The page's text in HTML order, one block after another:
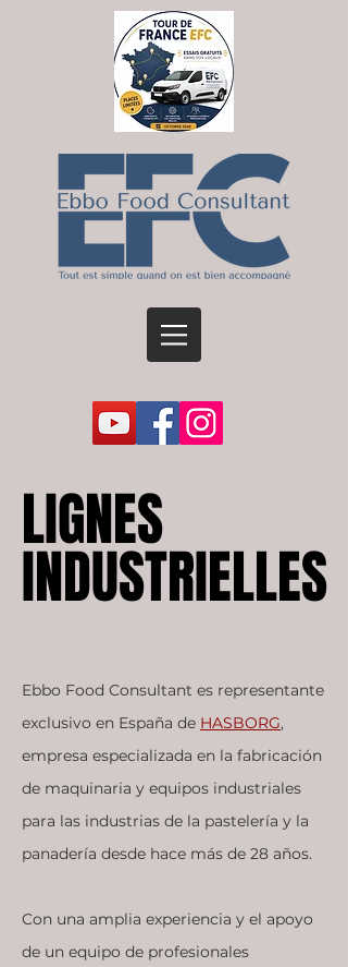
LIGNES
INDUSTRIELLES
LIGNES
INDUSTRIELLES
Ebbo Food Consultant es representante
exclusivo en España de HASBORG,
empresa especializada en la fabricación
de maquinaria y equipos industriales
para las industrias de la pastelería y la
panadería desde hace más de 28 años.
Con una amplia experiencia y el apoyo
de un equipo de profesionales